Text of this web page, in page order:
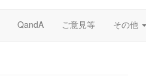
QandA ご意見等 その他